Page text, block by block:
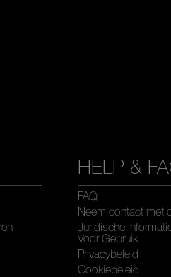
HELP &
FAQ
Neem contact met
Juridische
Voor Gebruik
Privacybeleid
Cookiebeleid